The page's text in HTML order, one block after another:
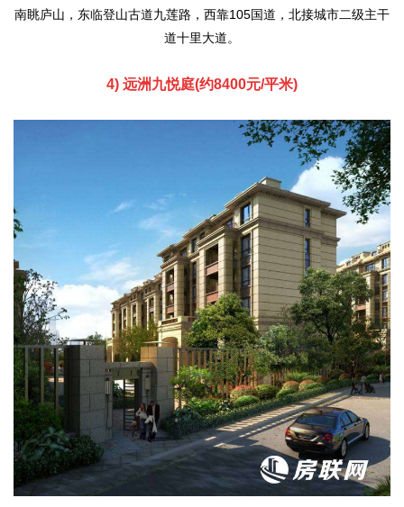
南眺庐山，东临登山古道九莲路，西靠105国道，北接城市二级主干
道十里大道。
4) 远洲九悦庭(约8400元/平米)